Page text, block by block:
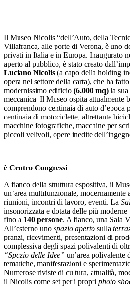
Il Museo Nicolis “dell’Auto, della
Villafranca, alle porte di Verona, è uno
privati in Italia e in Europa. Inaugurato
aperto al pubblico, è stato creato
Luciano Nicolis (a capo della holding
opera nel settore della carta), che ha
modernissimo edificio (6.000 mq) la sua
meccanica. Il Museo ospita attualmente
comprendono centinaia di auto d’epoca
centinaia di motociclette, altrettante
macchine fotografiche, macchine per
piccoli velivoli, opere inedite
è Centro Congressi
A fianco della struttura espositiva, il
un’area multifunzionale, modernamente
riunioni, incontri di lavoro, eventi. La
insonorizzata e dotata delle più
fino a 140 persone. A fianco, una Sala
All’esterno uno spazio aperto sulla
pranzi, ricevimenti, presentazioni di
complessiva degli spazi polivalenti di
“Spazio delle Idee” un’area polivalente
tematiche, manifestazioni e
Numerose riviste di cultura, attualità,
il Nicolis come set per i propri photo